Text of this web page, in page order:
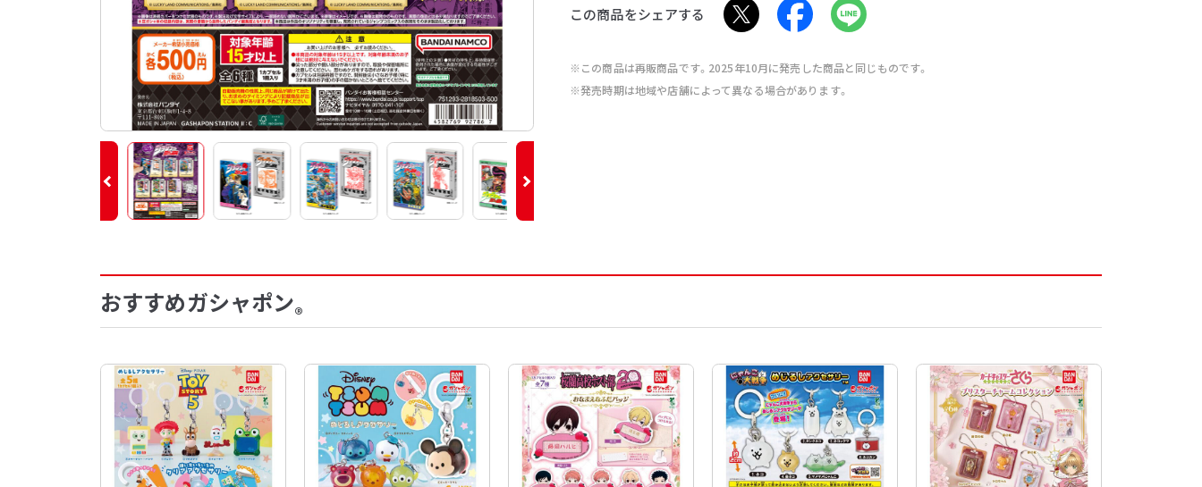
この商品をシェアする
※この商品は再販商品です。2025年10月に発売した商品と同じものです。
※発売時期は地域や店舗によって異なる場合があります。
おすすめガシャポン®